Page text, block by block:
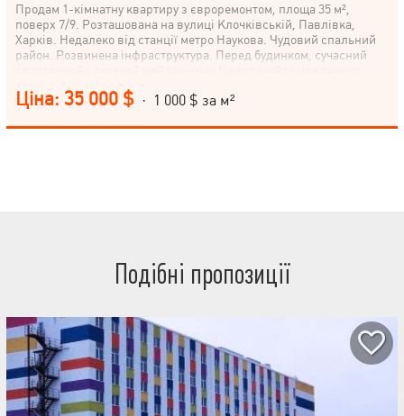
Продам 1-кімнатну квартиру з євроремонтом, площа 35 м²,
поверх 7/9. Розташована на вулиці Клочківській, Павлівка,
Харків. Недалеко від станції метро Наукова. Чудовий спальний
район. Розвинена інфраструктура. Перед будинком, сучасний
Ціна: 35 000 $ · 1 000 $ за м²
Подібні пропозиції